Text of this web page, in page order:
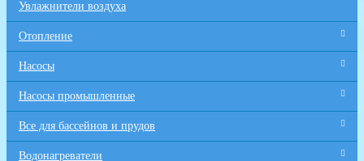
Увлажнители воздуха
Отопление
Насосы
Насосы промышленные
Все для бaссейнов и прудов
Водонагреватели